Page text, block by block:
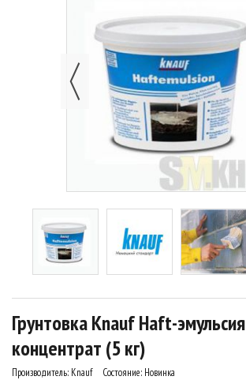
Грунтовка Knauf Haft-эмульсия
концентрат (5 кг)
Производитель: Knauf Состояние: Новинка